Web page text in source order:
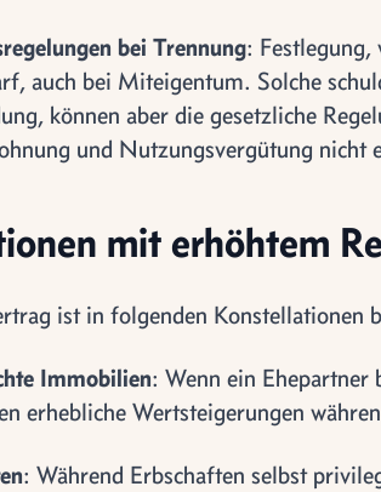
bei Trennung:
auch bei Miteigentum. Solche
können aber die gesetzliche
und Nutzungsvergütung nicht
mit erhöhtem
ist in folgenden Konstellationen
Immobilien: Wenn ein
erhebliche Wertsteigerungen
: Während Erbschaften selbst